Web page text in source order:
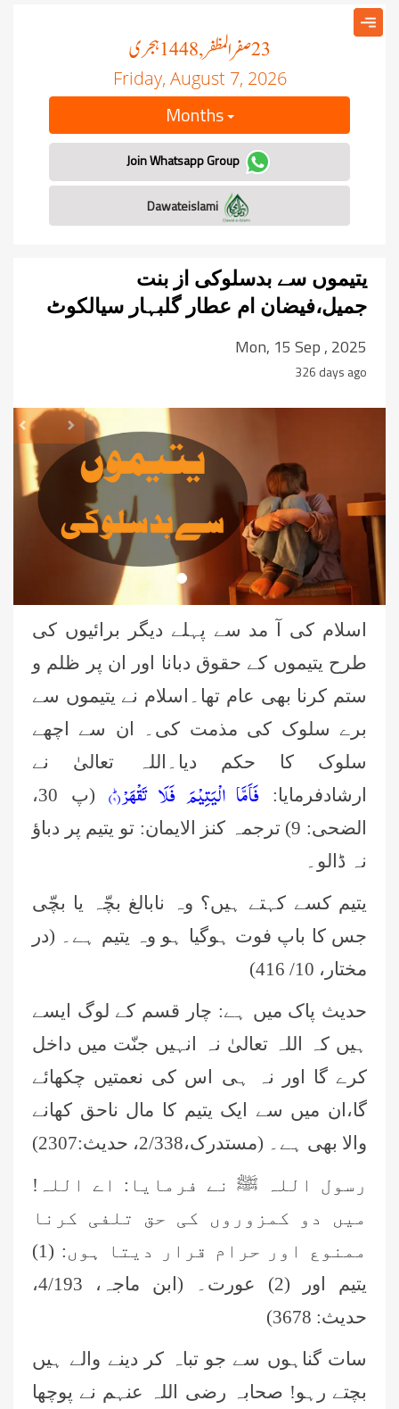
23صفر المظفر, 1448 ہجری
Friday, August 7, 2026
Months
Join Whatsapp Group
یتیموں سے بدسلوکی از بنت
جمیل،فیضان ام عطار گلبہار سیالکوٹ
Mon, 15 Sep , 2025
326 days ago
اسلام کی آ مد سے پہلے دیگر برائیوں کی
طرح یتیموں کے حقوق دبانا اور ان پر ظلم و
ستم کرنا بھی عام تھا۔اسلام نے یتیموں سے
برے سلوک کی مذمت کی۔ ان سے اچھے
سلوک کا حکم دیا۔اللہ تعالیٰ نے
ارشادفرمایا: فَاَمَّا الْیَتِیْمَ فَلَا تَقْهَرْؕ(۹)
(پ 30،
الضحی: 9) ترجمہ کنز الایمان: تو یتیم پر دباؤ
نہ ڈالو۔
یتیم کسے کہتے ہیں؟ وہ نابالغ بچّہ یا بچّی
جس کا باپ فوت ہوگیا ہو وہ یتیم ہے۔ (در
مختار، 10/ 416)
حدیث پاک میں ہے: چار قسم کے لوگ ايسے
ہيں کہ اللہ تعالیٰ نہ انہيں جنّت ميں داخل
کرے گا اور نہ ہی اس کی نعمتيں چکھائے
گا،ان میں سے ایک یتیم کا مال ناحق کھانے
والا بھی ہے۔ (مستدرک،2/338، حدیث:2307)
رسول اللہ ﷺ نے فرمایا: اے اللہ!
میں دو کمزوروں کی حق تلفی کرنا
ممنوع اور حرام قرار دیتا ہوں: (1)
یتیم اور (2) عورت۔ (ابن ماجہ، 4/193،
حدیث: 3678)
سات گناہوں سے جو تباہ کر دینے والے ہیں
بچتے رہو! صحابہ رضی اللہ عنہم نے پوچھا
المدینہ فیضان مدینہ ،کراچی،پاکستان)